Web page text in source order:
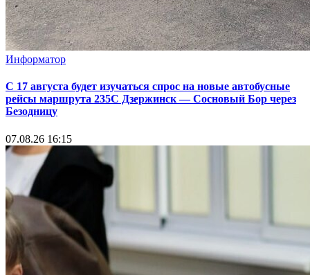
Информатор
С 17 августа будет изучаться спрос на новые автобусные
рейсы маршрута 235С Дзержинск — Сосновый Бор через
Безодницу
07.08.26 16:15